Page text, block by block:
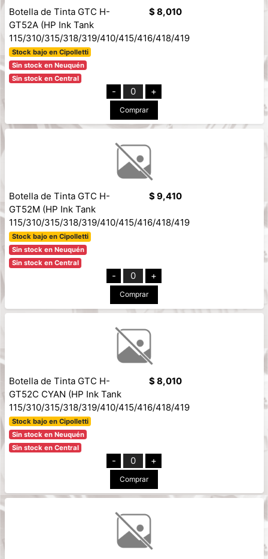
Botella de Tinta GTC H-
GT52A (HP Ink Tank
115/310/315/318/319/410/415/416/418/419
Stock bajo en Cipolletti
Sin stock en Neuquén
Sin stock en Central
$ 8,010
- 0 +
Comprar
Botella de Tinta GTC H-
GT52M (HP Ink Tank
115/310/315/318/319/410/415/416/418/419
Stock bajo en Cipolletti
Sin stock en Neuquén
Sin stock en Central
$ 9,410
- 0 +
Comprar
Botella de Tinta GTC H-
GT52C CYAN (HP Ink Tank
115/310/315/318/319/410/415/416/418/419
Stock bajo en Cipolletti
Sin stock en Neuquén
Sin stock en Central
$ 8,010
- 0 +
Comprar